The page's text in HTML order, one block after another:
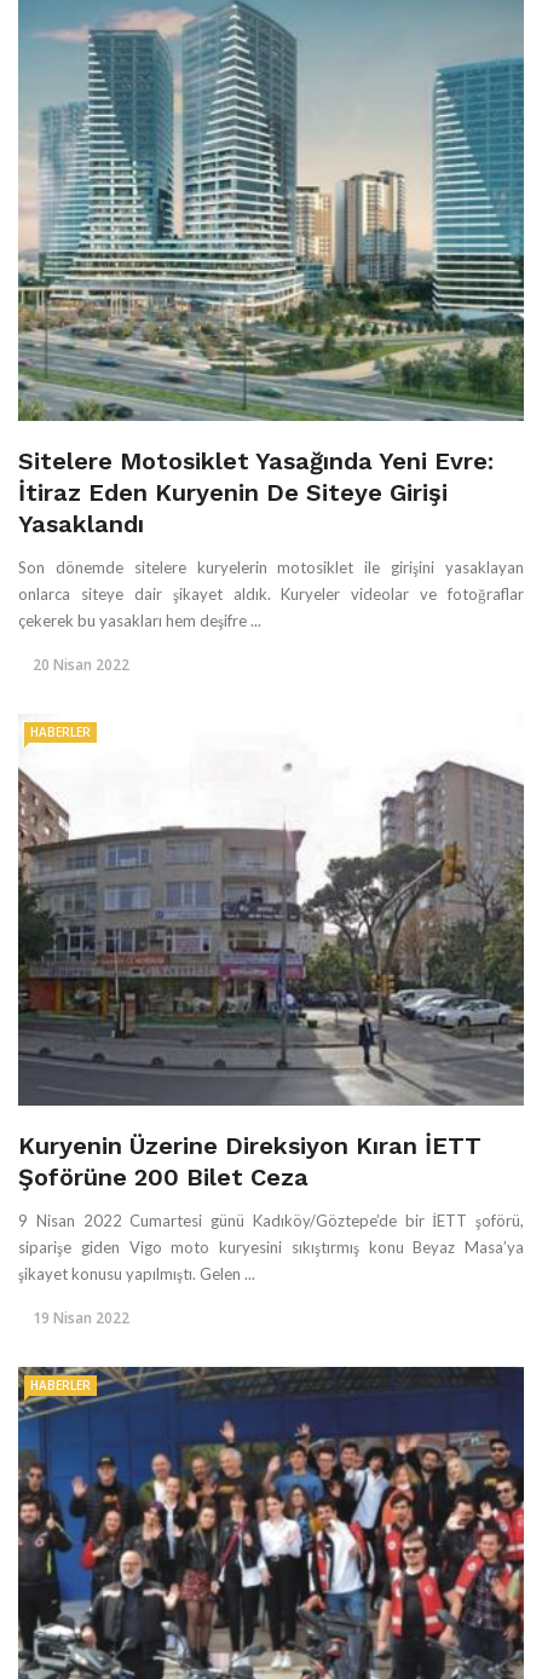
Sitelere Motosiklet Yasağında Yeni Evre:
İtiraz Eden Kuryenin De Siteye Girişi
Yasaklandı
Son dönemde sitelere kuryelerin motosiklet ile girişini yasaklayan
onlarca siteye dair şikayet aldık. Kuryeler videolar ve fotoğraflar
çekerek bu yasakları hem deşifre ...
20 Nisan 2022
HABERLER
Kuryenin Üzerine Direksiyon Kıran İETT
Şoförüne 200 Bilet Ceza
9 Nisan 2022 Cumartesi günü Kadıköy/Göztepe’de bir İETT şoförü,
siparişe giden Vigo moto kuryesini sıkıştırmış konu Beyaz Masa’ya
şikayet konusu yapılmıştı. Gelen ...
19 Nisan 2022
HABERLER